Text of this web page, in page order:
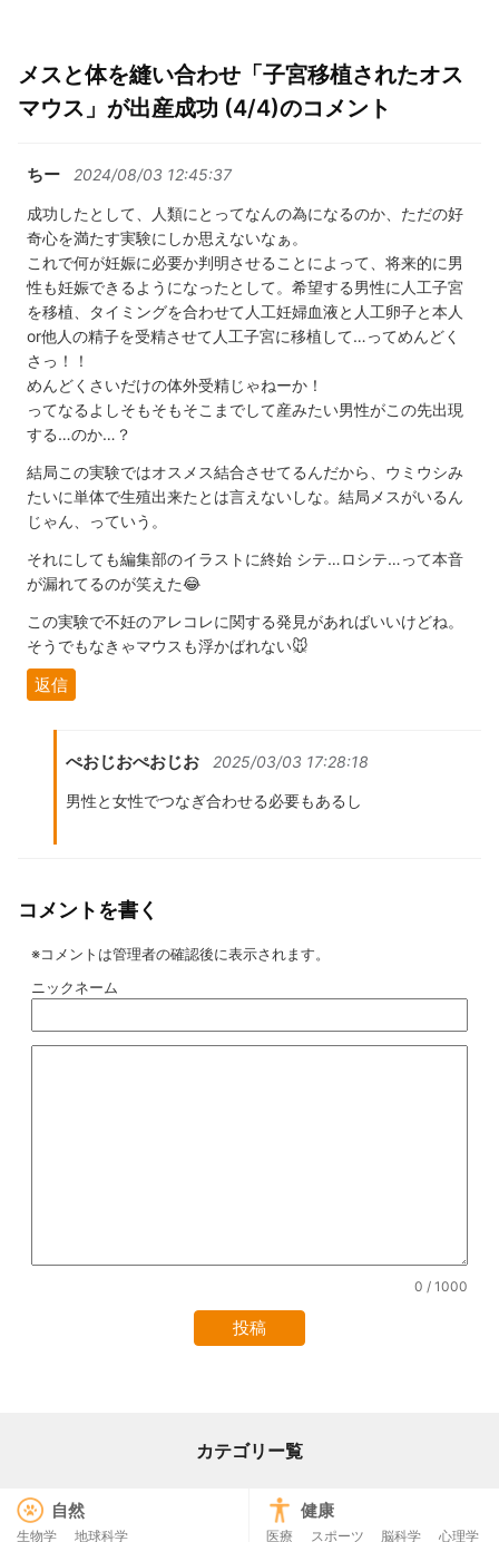
メスと体を縫い合わせ「子宮移植されたオス
マウス」が出産成功 (4/4)のコメント
ちー 2024/08/03 12:45:37
成功したとして、人類にとってなんの為になるのか、ただの好
奇心を満たす実験にしか思えないなぁ。
これで何が妊娠に必要か判明させることによって、将来的に男
性も妊娠できるようになったとして。希望する男性に人工子宮
を移植、タイミングを合わせて人工妊婦血液と人工卵子と本人
or他人の精子を受精させて人工子宮に移植して…ってめんどく
さっ！！
めんどくさいだけの体外受精じゃねーか！
ってなるよしそもそもそこまでして産みたい男性がこの先出現
する…のか…？
結局この実験ではオスメス結合させてるんだから、ウミウシみ
たいに単体で生殖出来たとは言えないしな。結局メスがいるん
じゃん、っていう。
それにしても編集部のイラストに終始 シテ…ロシテ…って本音
が漏れてるのが笑えた😂
この実験で不妊のアレコレに関する発見があればいいけどね。
そうでもなきゃマウスも浮かばれない🐭
返信
ぺおじおぺおじお 2025/03/03 17:28:18
男性と女性でつなぎ合わせる必要もあるし
コメントを書く
※コメントは管理者の確認後に表示されます。
ニックネーム
0 / 1000
カテゴリー覧
自然
生物学 地球科学
健康
医療 スポーツ 脳科学 心理学